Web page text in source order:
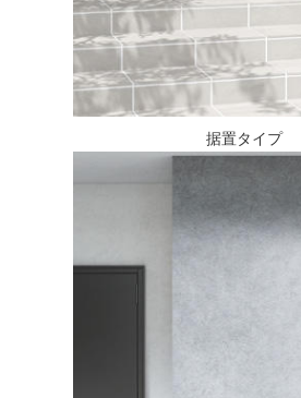
据置タイプ